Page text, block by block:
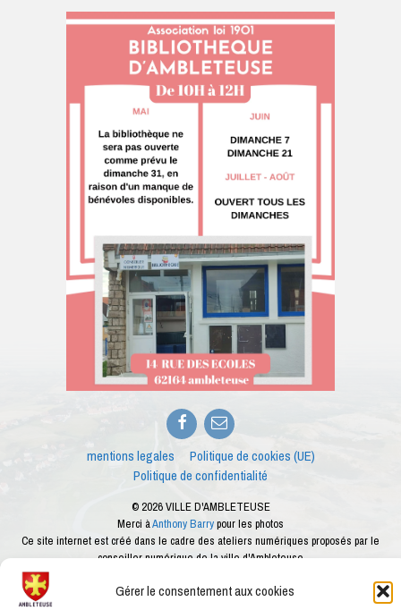
Gérer le consentement aux cookies
Facebook
E-
mail
mentions legales
Politique de cookies (UE)
Politique de confidentialité
© 2026 VILLE D'AMBLETEUSE
Merci àAnthony Barrypour les photos
Ce site internet est créé dans le cadre des ateliers numériques proposés par le
conseiller numérique de la ville d'Ambleteuse